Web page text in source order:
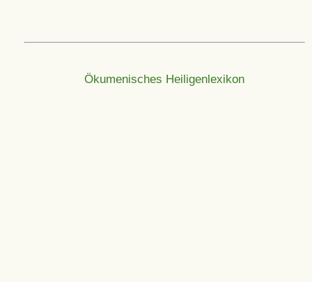
Ökumenisches Heiligenlexikon